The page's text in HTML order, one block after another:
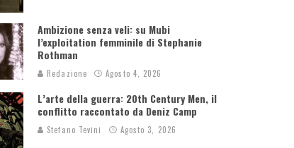
Ambizione senza veli: su Mubi
l’exploitation femminile di Stephanie
Rothman
Redazione Agosto 4, 2026
L’arte della guerra: 20th Century Men, il
conflitto raccontato da Deniz Camp
Stefano Tevini Agosto 3, 2026